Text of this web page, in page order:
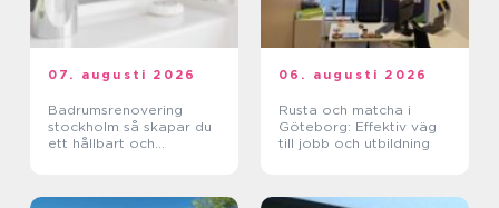
07. augusti 2026
Badrumsrenovering
stockholm så skapar du
ett hållbart och
06. augusti 2026
Rusta och matcha i
Göteborg: Effektiv väg
till jobb och utbildning